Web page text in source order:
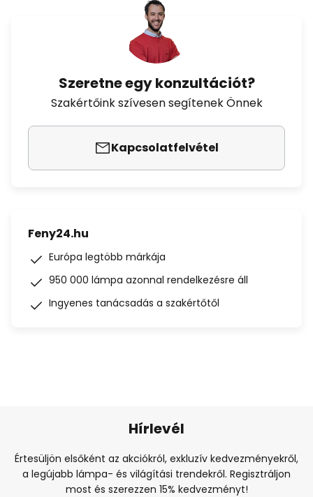
Szeretne egy konzultációt?
Szakértőink szívesen segítenek Önnek
Kapcsolatfelvétel
Feny24.hu
Európa legtöbb márkája
950 000 lámpa azonnal rendelkezésre áll
Ingyenes tanácsadás a szakértőtől
Hírlevél
Értesüljön elsőként az akciókról, exkluzív kedvezményekről,
a legújabb lámpa- és világítási trendekről. Regisztráljon
most és szerezzen 15% kedvezményt!